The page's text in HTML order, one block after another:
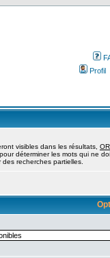
Profil
visibles dans les résultats, OR
pour déterminer les mots qui ne
recherches partielles.